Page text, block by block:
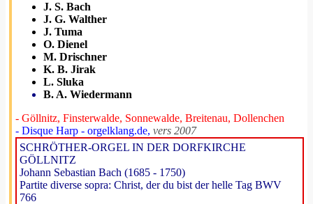
J. S. Bach
J. G. Walther
J. Tuma
O. Dienel
M. Drischner
K. B. Jirak
L. Sluka
B. A. Wiedermann
- Göllnitz, Finsterwalde, Sonnewalde, Breitenau, Dollenchen
- Disque Harp - orgelklang.de, vers 2007
SCHRÖTHER-ORGEL IN DER DORFKIRCHE
GÖLLNITZ
Johann Sebastian Bach (1685 - 1750)
Partite diverse sopra: Christ, der du bist der helle Tag BWV
766